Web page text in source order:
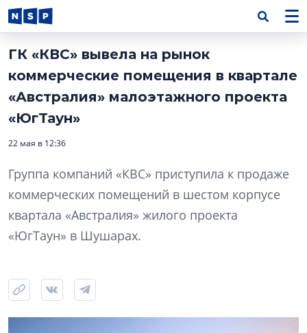
ГК «КВС» вывела на рынок
коммерческие помещения в квартале
«Австралия» малоэтажного проекта
«ЮгТаун»
22 мая в 12:36
Группа компаний «КВС» приступила к продаже
коммерческих помещений в шестом корпусе
квартала «Австралия» жилого проекта
«ЮгТаун» в Шушарах.